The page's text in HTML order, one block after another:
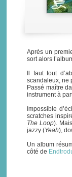
Après un
sort alors
Il faut tout
scandaleux, ne
Passé maître
instrument à
Impossible
scratches
The Loop).
jazzy (Yeah),
Un album
côté de